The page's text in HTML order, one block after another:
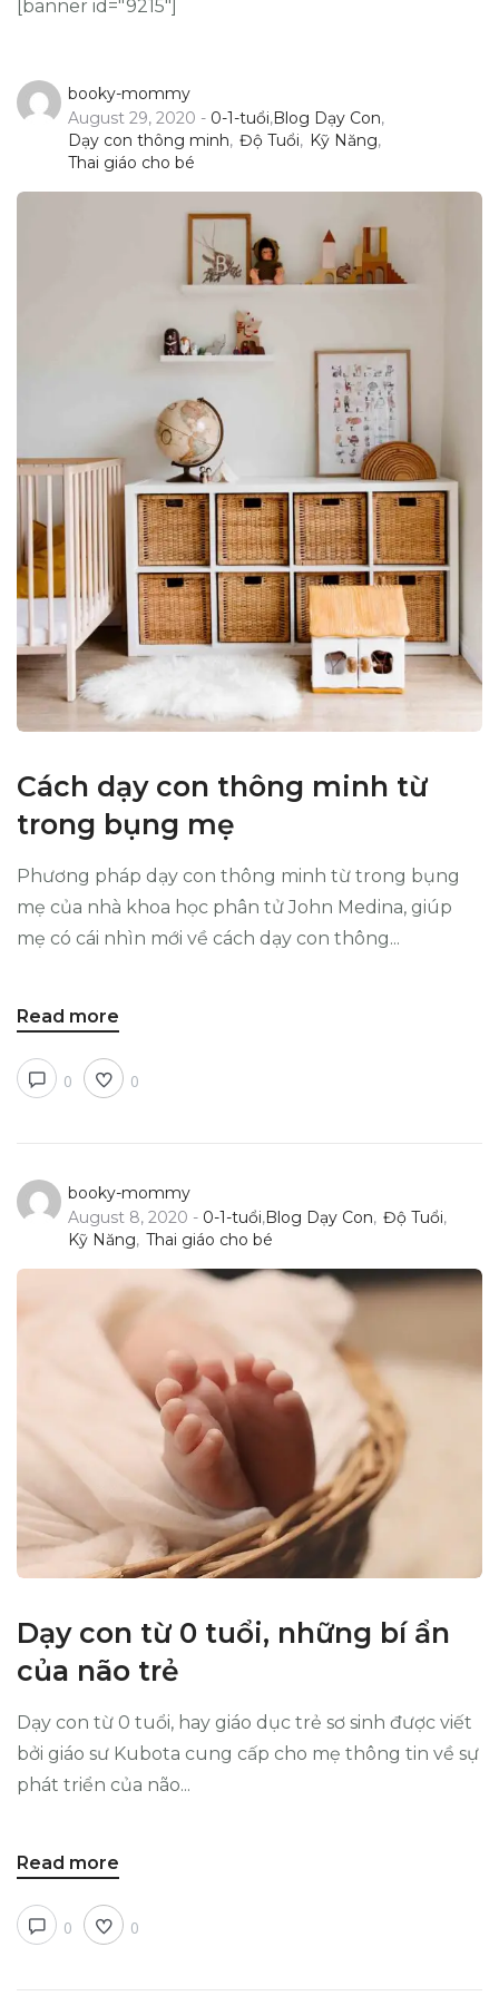
[banner id="9215"]
booky-mommy
August 29, 2020 - 0-1-tuổi,Blog Dạy Con,
Dạy con thông minh, Độ Tuổi, Kỹ Năng,
Thai giáo cho bé
Cách dạy con thông minh từ
trong bụng mẹ
Phương pháp dạy con thông minh từ trong bụng
mẹ của nhà khoa học phân tử John Medina, giúp
mẹ có cái nhìn mới về cách dạy con thông...
Read more
0 0
booky-mommy
August 8, 2020 - 0-1-tuổi,Blog Dạy Con, Độ Tuổi,
Kỹ Năng, Thai giáo cho bé
Dạy con từ 0 tuổi, những bí ẩn
của não trẻ
Dạy con từ 0 tuổi, hay giáo dục trẻ sơ sinh được viết
bởi giáo sư Kubota cung cấp cho mẹ thông tin về sự
phát triển của não...
Read more
0 0